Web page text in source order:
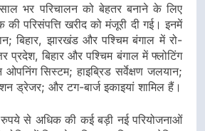
साल भर परिचालन को बेहतर बनाने के लिए
परिसंपत्ति खरीद को मंजूरी दी गई। इनमें
बिहार, झारखंड और पश्चिम बंगाल में रो-
प्रदेश, बिहार और पश्चिम बंगाल में फ्लोटिंग
सिस्टम; हाइब्रिड सर्वेक्षण जलयान;
ड्रेजर; और टग-बार्ज इकाइयां शामिल हैं।
से अधिक की कई बड़ी नई परियोजनाओं